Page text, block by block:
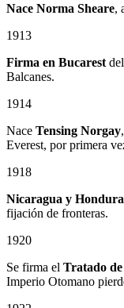
Nace Norma Sheare,
1913
Firma en Bucarest
Balcanes.
1914
Nace Tensing Norgay
Everest, por primera
1918
Nicaragua y
fijación de fronteras.
1920
Se firma el Tratado de
Imperio Otomano